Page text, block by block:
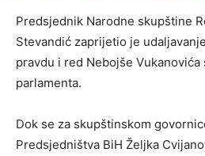
Predsjednik Narodne skupštine
Stevandić zaprijetio je
pravdu i red Nebojše
parlamenta.
Dok se za skupštinskom
Predsjedništva BiH Željka